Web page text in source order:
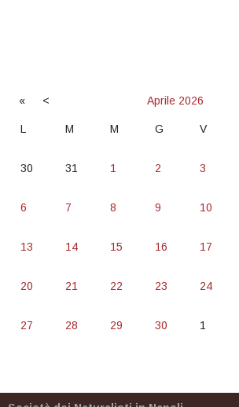
« < Aprile 2026
L M M G V
30 31 1 2 3
6 7 8 9 10
13 14 15 16 17
20 21 22 23 24
27 28 29 30 1